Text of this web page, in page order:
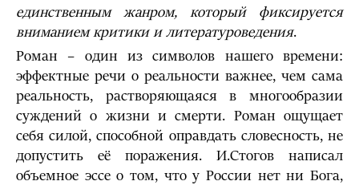
единственным жанром, который фиксируется
вниманием критики и литературоведения.
Роман – один из символов нашего времени:
эффектные речи о реальности важнее, чем сама
реальность, растворяющаяся в многообразии
суждений о жизни и смерти. Роман ощущает
себя силой, способной оправдать словесность, не
допустить её поражения. И.Стогов написал
объемное эссе о том, что у России нет ни Бога,